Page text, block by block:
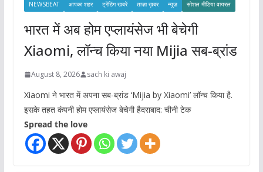
NEWSBEAT आपका शहर ट्रेंडिंग खबरें ताज़ा ख़बर न्यूज़ सोशल मीडिया वायरल
भारत में अब होम एप्लायंसेज भी बेचेगी
Xiaomi, लॉन्च किया नया Mijia सब-ब्रांड
August 8, 2026 sach ki awaj
Xiaomi ने भारत में अपना सब-ब्रांड ‘Mijia by Xiaomi’ लॉन्च किया है.
इसके तहत कंपनी होम एप्लायंसेज बेचेगी हैदराबाद: चीनी टेक
Spread the love